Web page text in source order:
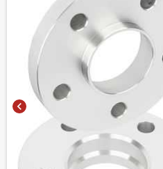
chevron_left